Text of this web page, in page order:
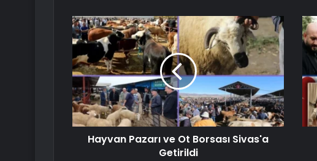
Hayvan Pazarı ve Ot Borsası Sivas'a
Getirildi